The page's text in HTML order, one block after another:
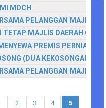
MDCH
PELANGGAN MAJLIS
TETAP MAJLIS DAERAH
PREMIS
(DUA KEKOSONGAN)
PELANGGAN MAJLIS
2 3 4 5